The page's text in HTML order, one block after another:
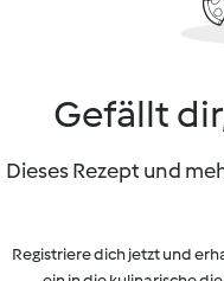
Gefällt
Dieses Rezept und
Registriere dich jetzt und